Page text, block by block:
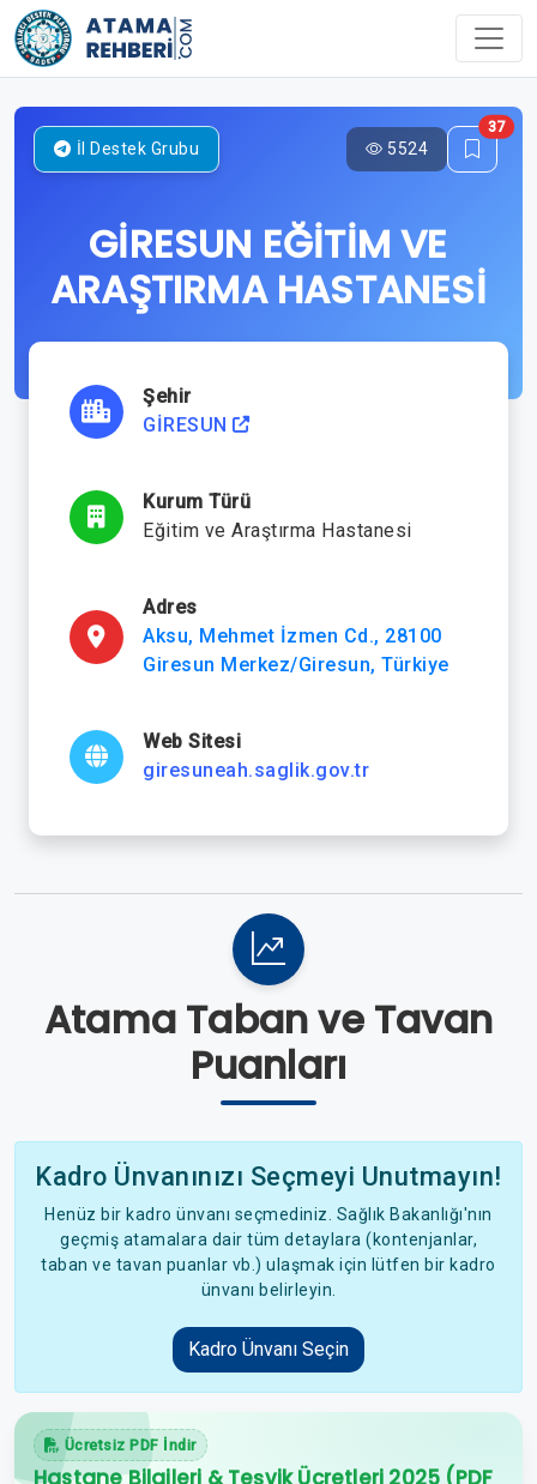
GİRESUN EĞİTİM VE
ARAŞTIRMA HASTANESİ
İl Destek Grubu 5524
37
Şehir
GİRESUN
Kurum Türü
Eğitim ve Araştırma Hastanesi
Adres
Aksu, Mehmet İzmen Cd., 28100
Giresun Merkez/Giresun, Türkiye
Web Sitesi
giresuneah.saglik.gov.tr
Atama Taban ve Tavan
Puanları
Kadro Ünvanınızı Seçmeyi Unutmayın!
Henüz bir kadro ünvanı seçmediniz. Sağlık Bakanlığı'nın
geçmiş atamalara dair tüm detaylara (kontenjanlar,
taban ve tavan puanlar vb.) ulaşmak için lütfen bir kadro
ünvanı belirleyin.
Kadro Ünvanı Seçin
Ücretsiz PDF İndir
Hastane Bilgileri & Teşvik Ücretleri 2025 (PDF